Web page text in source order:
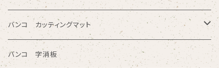
円/楕円/アール入りテンプレート定規
三角形/四角形/五角形/多角形入りテンプレート定規
バンコ ノートブックテンプレート（はがきサイズ）
方眼カッティング定規
直定規
バンコ カッティングマット
ポリエチレン系樹脂（PVC）
バンコ 字消板